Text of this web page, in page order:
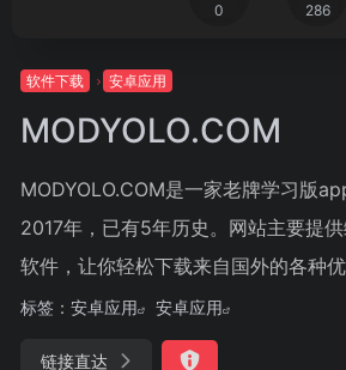
0 286
软件下载 安卓应用
MODYOLO.COM
MODYOLO.COM是一家老牌学习版
2017年，已有5年历史。网站主要提
软件，让你轻松下载来自国外的各种
标签： 安卓应用 安卓应用
链接直达